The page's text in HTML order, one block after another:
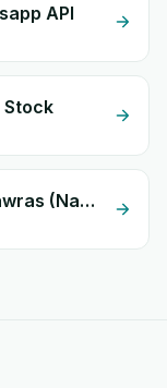
API
Stock
ASAP Delivery + Al-Nawras (Nawris)